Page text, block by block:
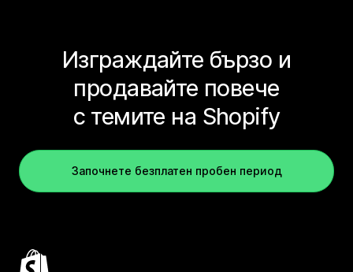
Изграждайте бързо и
продавайте повече
с темите на Shopify
Започнете безплатен пробен период